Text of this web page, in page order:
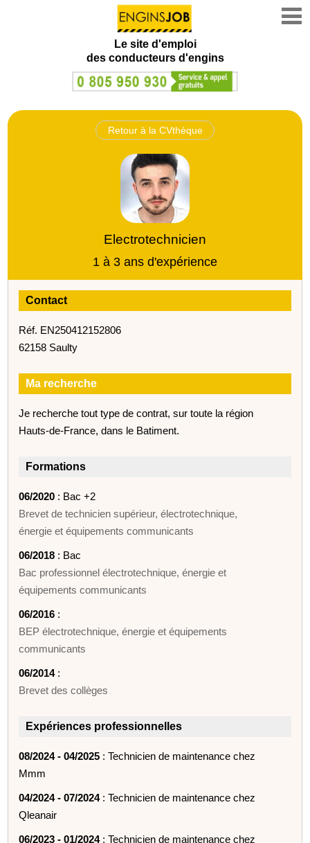
Le site d'emploi
des conducteurs d'engins
Retour à la CVthèque
Electrotechnicien
1 à 3 ans d'expérience
Contact
Réf. EN250412152806
62158 Saulty
Ma recherche
Je recherche tout type de contrat, sur toute la région
Hauts-de-France, dans le Batiment.
Formations
06/2020 : Bac +2
Brevet de technicien supérieur, électrotechnique,
énergie et équipements communicants
06/2018 : Bac
Bac professionnel électrotechnique, énergie et
équipements communicants
06/2016 :
BEP électrotechnique, énergie et équipements
communicants
06/2014:
Brevet des collèges
Expériences professionnelles
08/2024 - 04/2025 : Technicien de maintenance chez
Mmm
04/2024 - 07/2024: Technicien de maintenance chez
Qleanair
06/2023 - 01/2024: Technicien de maintenance chez